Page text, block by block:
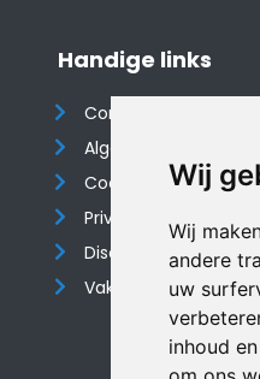
Wij
Wij
andere
uw
inhoud
Handige links
Contact
Algemene
Cookieverklaring
Privacyverklaring
Disclaimer
Vakantiehuis